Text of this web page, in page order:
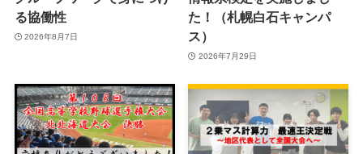
る協働性
2026年8月7日
た！（札幌白石キャンパ
ス）
2026年7月29日